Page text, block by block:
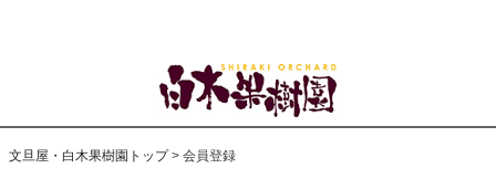
文旦屋・白木果樹園トップ 会員登録